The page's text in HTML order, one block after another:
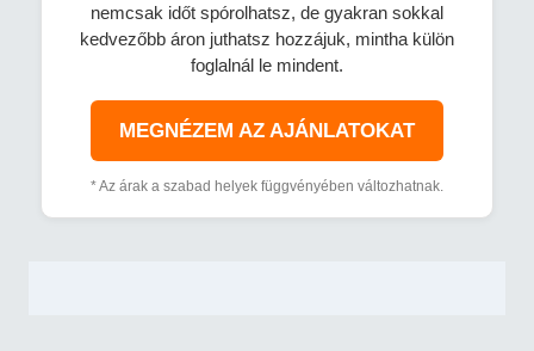
nemcsak időt spórolhatsz, de gyakran sokkal
kedvezőbb áron juthatsz hozzájuk, mintha külön
foglalnál le mindent.
MEGNÉZEM AZ AJÁNLATOKAT
* Az árak a szabad helyek függvényében változhatnak.